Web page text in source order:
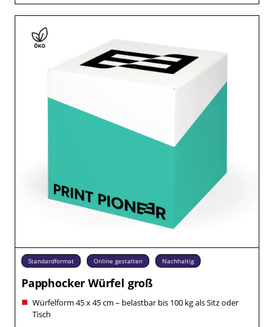
Standardformat Online gestalten Nachhaltig
Papphocker Würfel groß
Würfelform 45 x 45 cm – belastbar bis 100 kg als Sitz oder
Tisch